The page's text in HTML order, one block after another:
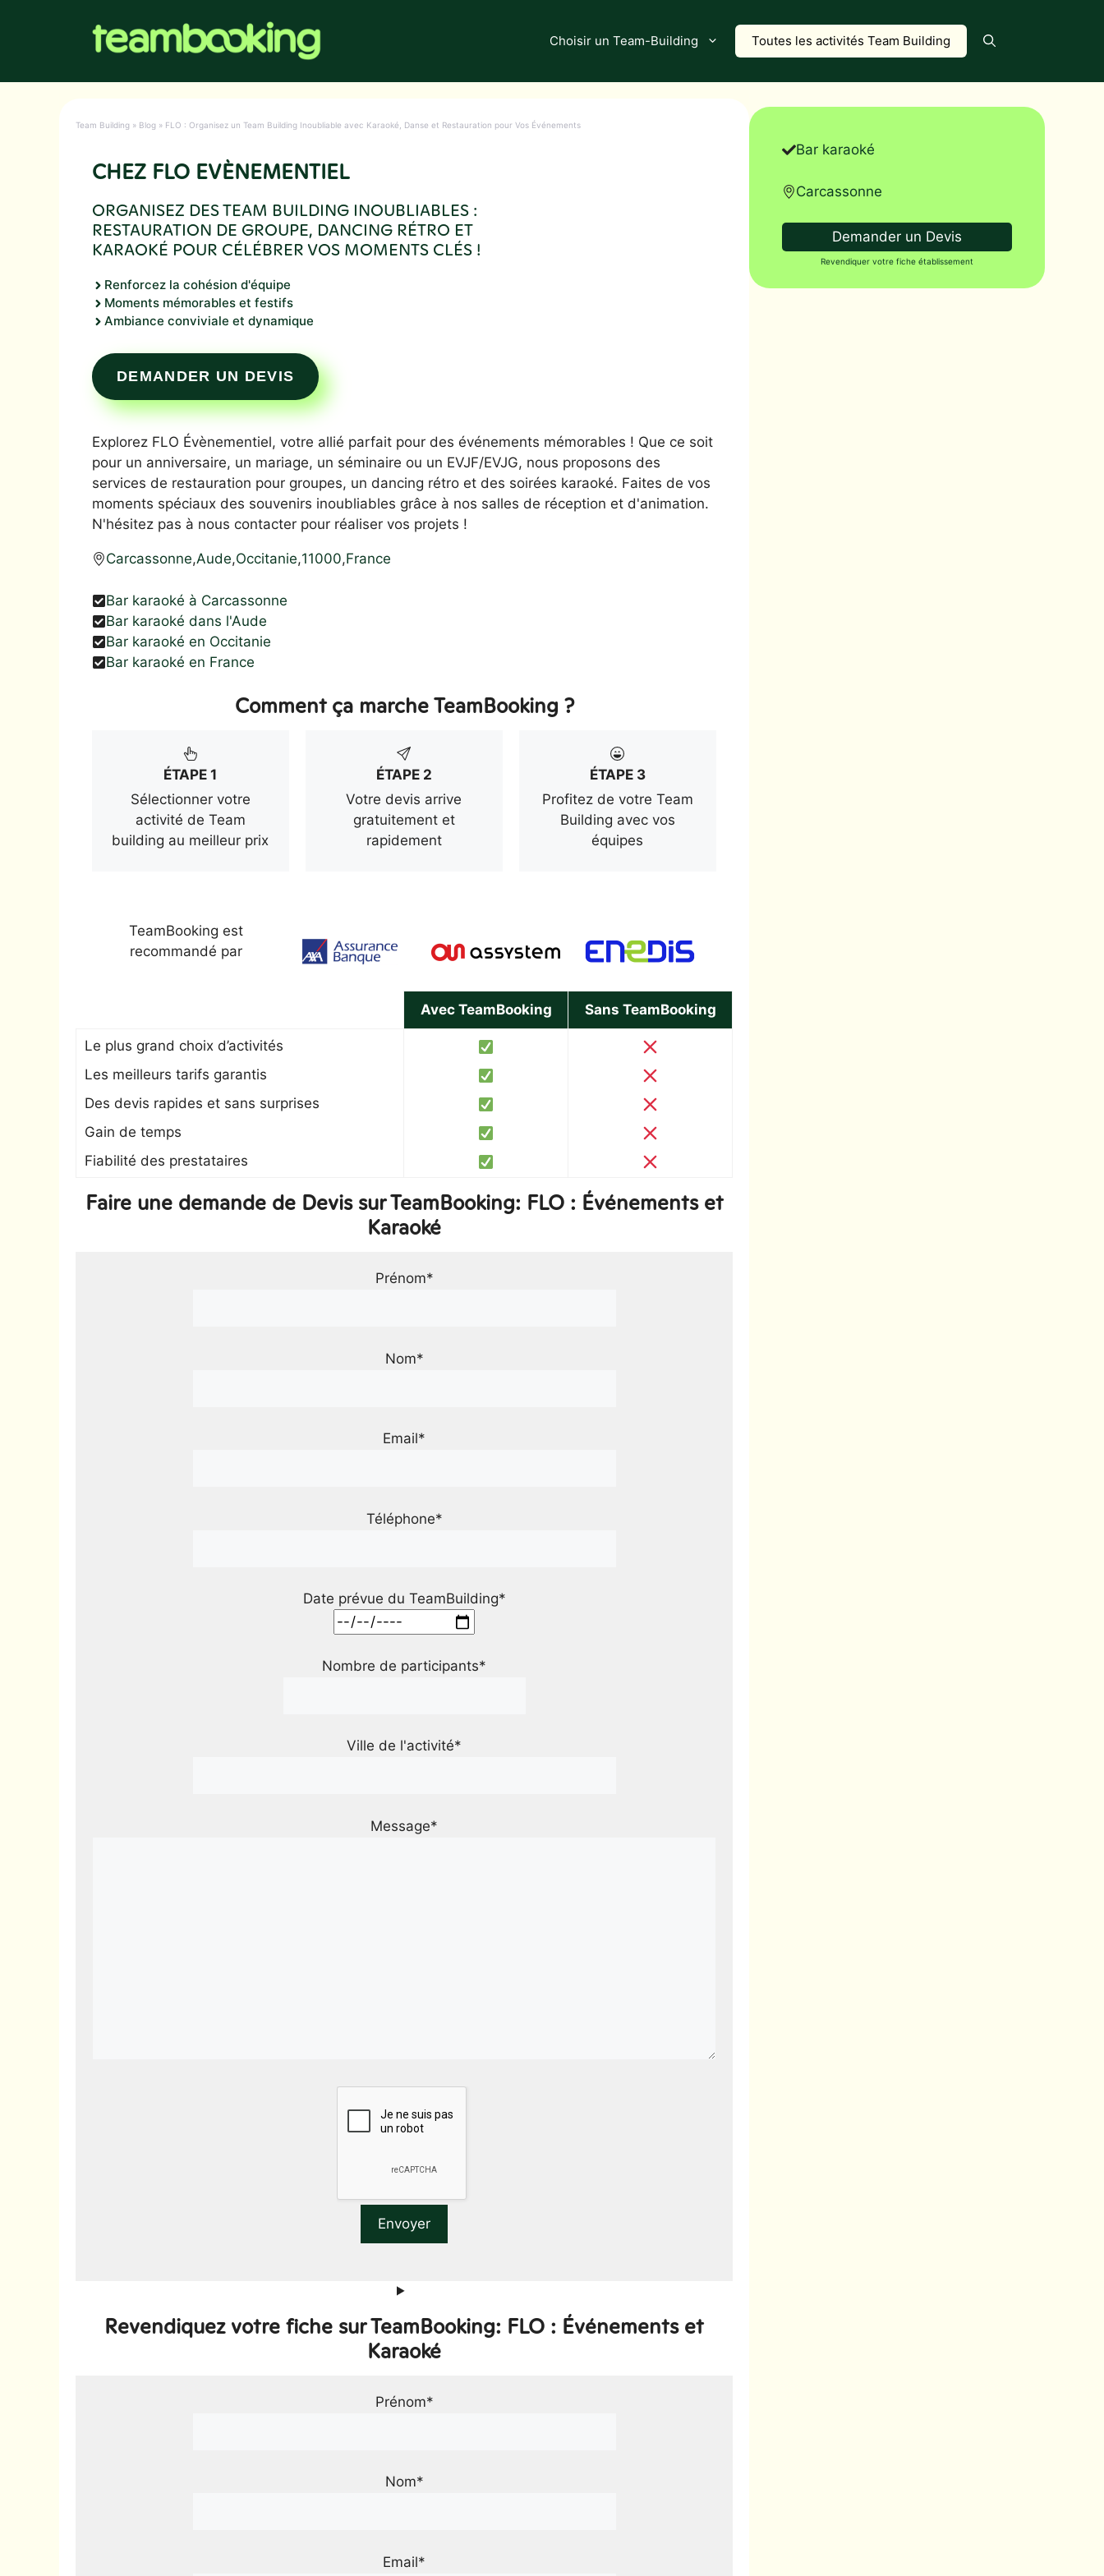
Choisir un Team-Building Toutes les activités Team Building
Team Building » Blog » FLO : Organisez un Team Building Inoubliable avec Karaoké, Danse et Restauration pour Vos Événements
CHEZ FLO EVÈNEMENTIEL
ORGANISEZ DES TEAM BUILDING INOUBLIABLES :
RESTAURATION DE GROUPE, DANCING RÉTRO ET
KARAOKÉ POUR CÉLÉBRER VOS MOMENTS CLÉS !
Renforcez la cohésion d'équipe
Moments mémorables et festifs
Ambiance conviviale et dynamique
DEMANDER UN DEVIS
Explorez FLO Évènementiel, votre allié parfait pour des événements mémorables ! Que ce soit
pour un anniversaire, un mariage, un séminaire ou un EVJF/EVJG, nous proposons des
services de restauration pour groupes, un dancing rétro et des soirées karaoké. Faites de vos
moments spéciaux des souvenirs inoubliables grâce à nos salles de réception et d'animation.
N'hésitez pas à nous contacter pour réaliser vos projets !
Carcassonne,Aude,Occitanie,11000,France
Bar karaoké à Carcassonne
Bar karaoké dans l'Aude
Bar karaoké en Occitanie
Bar karaoké en France
Comment ça marche TeamBooking ?
ÉTAPE 1
Sélectionner votre
activité de Team
building au meilleur prix
ÉTAPE 2
Votre devis arrive
gratuitement et
rapidement
ÉTAPE 3
Profitez de votre Team
Building avec vos
équipes
TeamBooking est
recommandé par
Avec TeamBooking Sans TeamBooking
Le plus grand choix d’activités
Les meilleurs tarifs garantis
Des devis rapides et sans surprises
Gain de temps
Fiabilité des prestataires
Faire une demande de Devis sur TeamBooking: FLO : Événements et
Karaoké
Prénom*
Nom*
Email*
Téléphone*
Date prévue du TeamBuilding*
Nombre de participants*
Ville de l'activité*
Message*
Revendiquez votre fiche sur TeamBooking: FLO : Événements et
Karaoké
Prénom*
Nom*
Email*
Bar karaoké
Carcassonne
Demander un Devis
Revendiquer votre fiche établissement